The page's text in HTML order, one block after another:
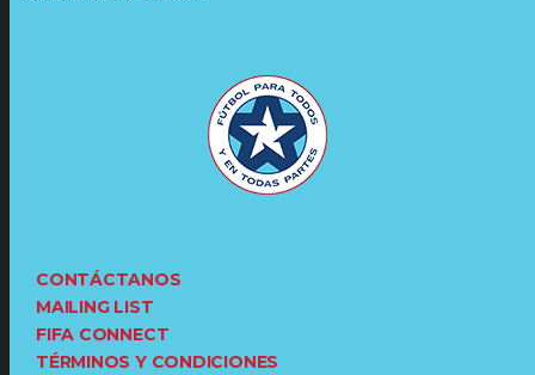
CONTÁCTANOS
MAILING LIST
FIFA CONNECT
TÉRMINOS Y CONDICIONES